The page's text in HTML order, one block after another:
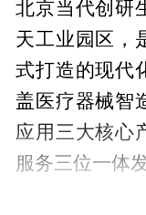
北京当代创研
天工业园区，
式打造的现代
盖医疗器械智
应用三大核心
服务三位一体